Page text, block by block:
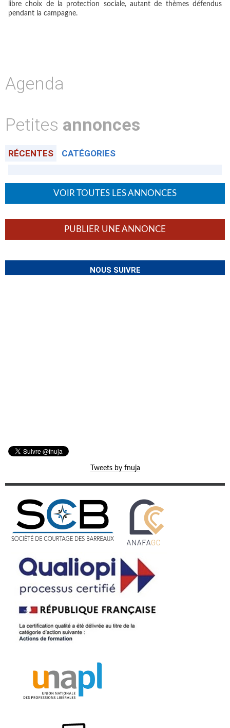
libre choix de la protection sociale, autant de thèmes défendus
pendant la campagne.
Agenda
Petites annonces
RÉCENTES CATÉGORIES
VOIR TOUTES LES ANNONCES
PUBLIER UNE ANNONCE
NOUS SUIVRE
Tweets by fnuja